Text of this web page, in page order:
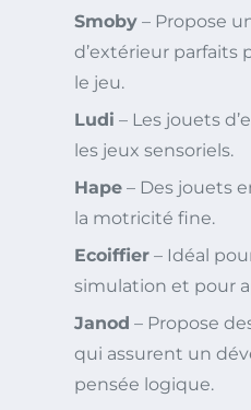
Smoby – Propose
d’extérieur parfaits
le jeu.
Ludi – Les jouets
les jeux sensoriels.
Hape – Des jouets
la motricité fine.
Ecoiffier – Idéal
simulation et pour
Janod – Propose
qui assurent un
pensée logique.